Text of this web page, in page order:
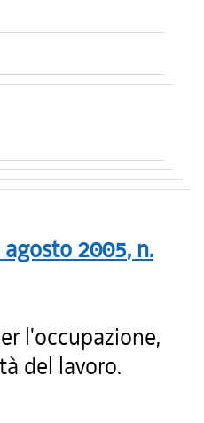
agosto 2005, n.
l'occupazione,
del lavoro.